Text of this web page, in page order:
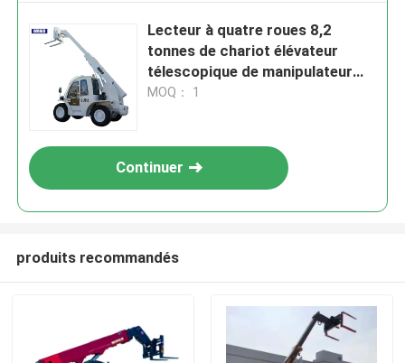
Lecteur à quatre roues 8,2
tonnes de chariot élévateur
télescopique de manipulateur
pour industriel
MOQ： 1
Continuer
produits recommandés